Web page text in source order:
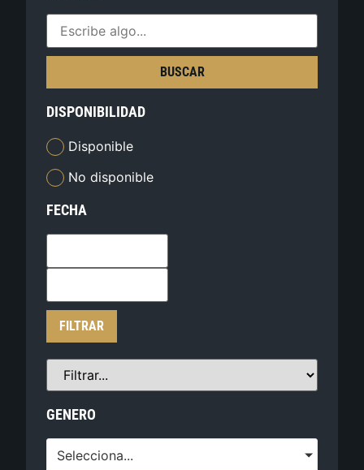
BUSCAR
DISPONIBILIDAD
Disponible
No disponible
FECHA
FILTRAR
GENERO
Selecciona...